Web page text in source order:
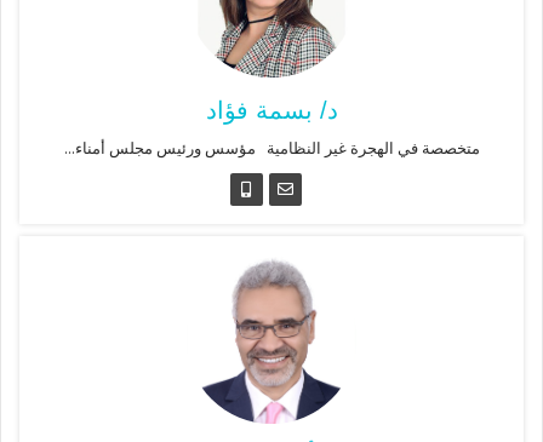
د/ بسمة فؤاد
متخصصة في الهجرة غير النظامية مؤسس ورئيس مجلس أمناء...